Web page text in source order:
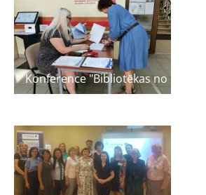
Konference "Bibliotēkas no